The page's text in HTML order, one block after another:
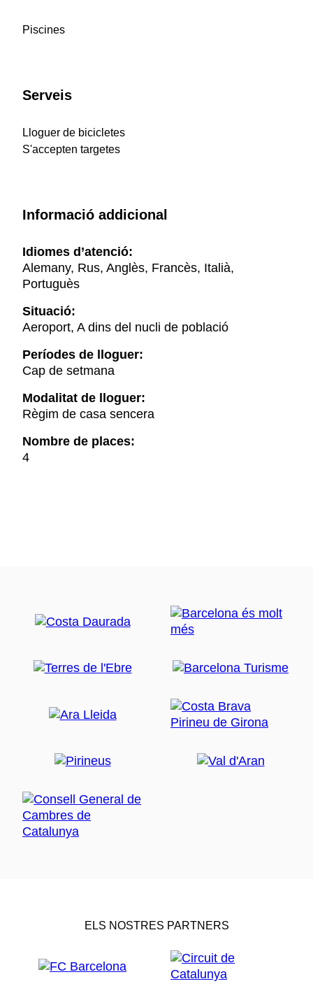
Piscines
Serveis
Lloguer de bicicletes
S'accepten targetes
Informació addicional
Idiomes d’atenció:
Alemany, Rus, Anglès, Francès, Italià,
Portuguès
Situació:
Aeroport, A dins del nucli de població
Períodes de lloguer:
Cap de setmana
Modalitat de lloguer:
Règim de casa sencera
Nombre de places:
4
ELS NOSTRES PARTNERS